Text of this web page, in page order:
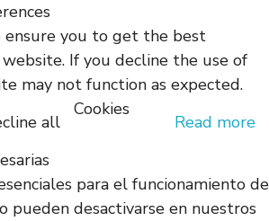
ensure you to get the best
If you decline the use of
may not function as expected.
all Read more
Cookies
para el funcionamiento de
pueden desactivarse en nuestros